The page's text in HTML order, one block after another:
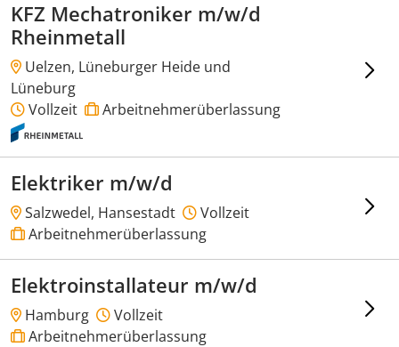
KFZ Mechatroniker m/w/d
Rheinmetall
Uelzen, Lüneburger Heide und
Lüneburg
Vollzeit
Arbeitnehmerüberlassung
Elektriker m/w/d
Salzwedel, Hansestadt
Vollzeit
Arbeitnehmerüberlassung
Elektroinstallateur m/w/d
Hamburg
Vollzeit
Arbeitnehmerüberlassung